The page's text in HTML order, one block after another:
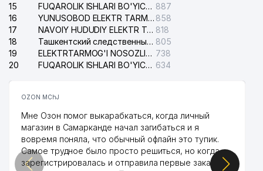
15
FUQAROLIK ISHLARI BO'YICHA YAKKASAROY TUMANLARARO SUDI 887
16
YUNUSOBOD ELEKTR TARMOG'I NOSOZLIKLARI XIZMATI 858
17
NAVOIY HUDUDIY ELEKTR TARMOQLARI KORXONASI AJ 818
18
Ташкентский следственный изолятор 805
19
ELEKTRTARMOG'I NOSOZLIKLARINI TO'ZATISH SERGELI XIZMATI 738
20
FUQAROLIK ISHLARI BO'YICHA UCH-TEPA TUMANI SUDI 634
OZON MChJ
Мне Озон помог выкарабкаться, когда личный
магазин в Самарканде начал загибаться и я
вовремя поняла, что обычный офлайн это тупик.
Самое трудное было просто решиться, но когда
зарегистрировалась и отправила первые заказы,